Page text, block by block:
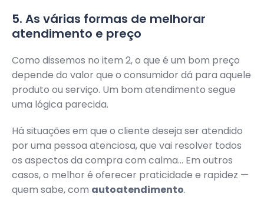
5. As várias formas de melhorar
atendimento e preço
Como dissemos no item 2, o que é um bom preço
depende do valor que o consumidor dá para aquele
produto ou serviço. Um bom atendimento segue
uma lógica parecida.
Há situações em que o cliente deseja ser atendido
por uma pessoa atenciosa, que vai resolver todos
os aspectos da compra com calma… Em outros
casos, o melhor é oferecer praticidade e rapidez —
quem sabe, com autoatendimento.